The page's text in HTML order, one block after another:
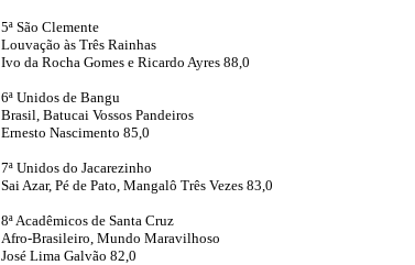
5ª São Clemente
Louvação às Três Rainhas
Ivo da Rocha Gomes e Ricardo Ayres 88,0
6ª Unidos de Bangu
Brasil, Batucai Vossos Pandeiros
Ernesto Nascimento 85,0
7ª Unidos do Jacarezinho
Sai Azar, Pé de Pato, Mangalô Três Vezes 83,0
8ª Acadêmicos de Santa Cruz
Afro-Brasileiro, Mundo Maravilhoso
José Lima Galvão 82,0